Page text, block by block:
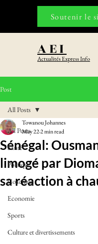
AEI
Actualités Express Info
Soutenir le
Post
All Posts
Santé
Politique
Coaching
Economie
Sports
Culture et divertissements
All Posts
Sénégal:
limogé par
sa réaction à
Towanou Johannes
May 222 min read